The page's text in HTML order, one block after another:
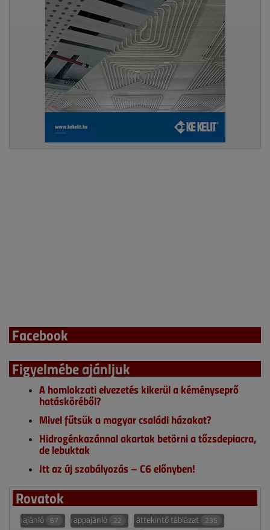
Facebook
Figyelmébe ajánljuk
A homlokzati elvezetés kikerül a kéményseprő
hatásköréből?
Mivel fűtsük a magyar családi házakat?
Hidrogénkazánnal akartak betörni a tőzsdepiacra,
de lebuktak
Itt az új szabályozás – C6 előnyben!
Rovatok
ajánló 67 appajánló 22 áttekintő táblázat 235